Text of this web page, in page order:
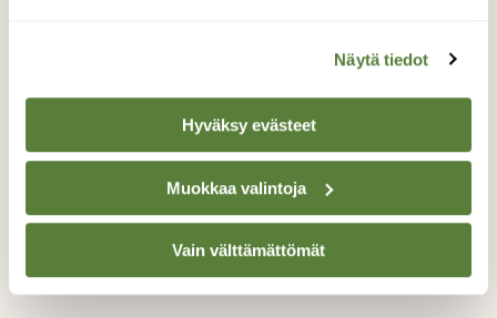
Näytä tiedot
Hyväksy evästeet
Muokkaa valintoja
Vain välttämättömät
TAKAISIN LISTAAN